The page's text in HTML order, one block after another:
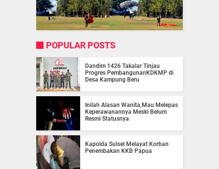
POPULAR POSTS
Dandim 1426 Takalar Tinjau
Progres PembangunanKDKMP di
Desa Kampung Beru
Inilah Alasan Wanita,Mau Melepas
Keperawanannya Meski Belum
Resmi Statusnya
Kapolda Sulsel Melayat Korban
Penembakan KKB Papua